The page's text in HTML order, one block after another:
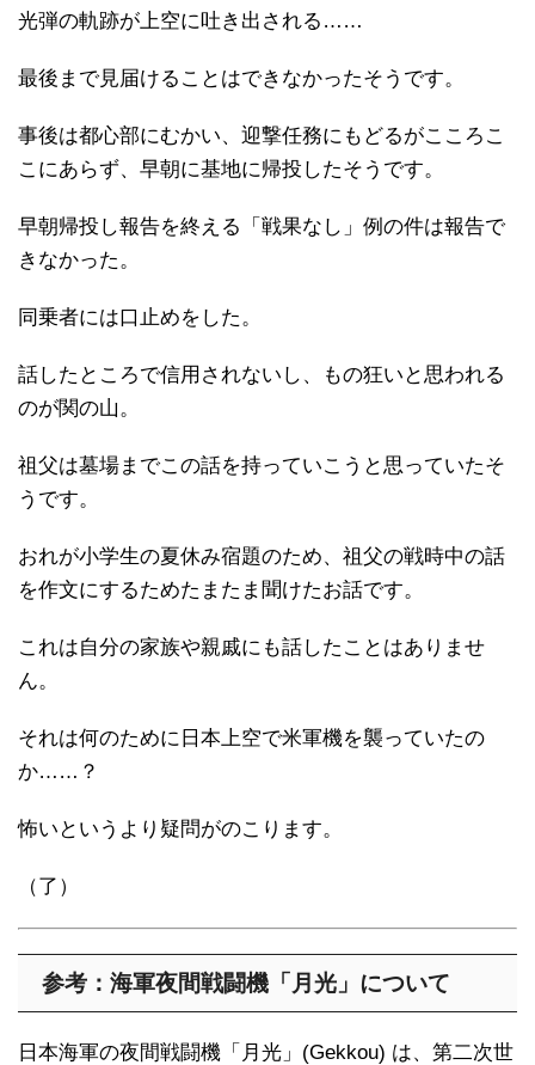
光弾の軌跡が上空に吐き出される……
最後まで見届けることはできなかったそうです。
事後は都心部にむかい、迎撃任務にもどるがこころこ
こにあらず、早朝に基地に帰投したそうです。
早朝帰投し報告を終える「戦果なし」例の件は報告で
きなかった。
同乗者には口止めをした。
話したところで信用されないし、もの狂いと思われる
のが関の山。
祖父は墓場までこの話を持っていこうと思っていたそ
うです。
おれが小学生の夏休み宿題のため、祖父の戦時中の話
を作文にするためたまたま聞けたお話です。
これは自分の家族や親戚にも話したことはありませ
ん。
それは何のために日本上空で米軍機を襲っていたの
か……？
怖いというより疑問がのこります。
（了）
参考：海軍夜間戦闘機「月光」について
日本海軍の夜間戦闘機「月光」(Gekkou) は、第二次世